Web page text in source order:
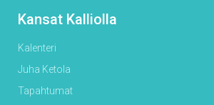
Kansat Kalliolla
Kalenteri
Juha Ketola
Tapahtumat